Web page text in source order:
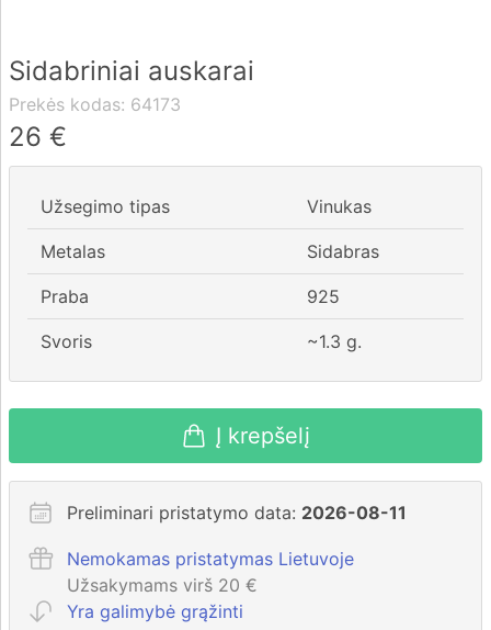
Rekvizitai
Kontaktai
604 42021
Sidabriniai auskarai
Prekės kodas: 64173
26 €
Užsegimo tipas Vinukas
Metalas Sidabras
Praba 925
Svoris ~1.3 g.
Į krepšelį
Preliminari pristatymo data: 2026-08-11
Nemokamas pristatymas Lietuvoje
Užsakymams virš 20 €
Yra galimybė grąžinti